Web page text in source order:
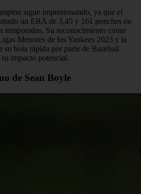
sigue impresionando, ya que el
un ERA de 3,45 y 161 ponches en
temporadas. Su reconocimiento como
Menores de los Yankees 2023 y la
su bola rápida por parte de Baseball
impacto potencial.
de Sean Boyle